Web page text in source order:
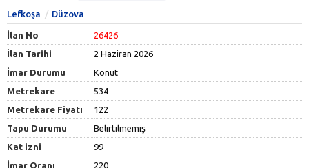
Lefkoşa Düzova
İlan No
26426
İlan Tarihi
2 Haziran 2026
İmar Durumu
Konut
Metrekare
534
Metrekare Fiyatı
122
Tapu Durumu
Belirtilmemiş
Kat izni
99
İmar Oranı
220